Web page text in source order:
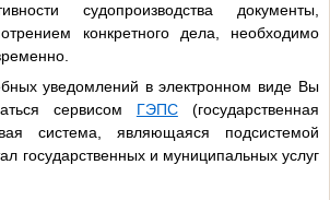
судопроизводства документы,
конкретного дела, необходимо
уведомлений в электронном виде Вы
сервисом ГЭПС(государственная
система, являющаяся подсистемой
государственных и муниципальных услуг